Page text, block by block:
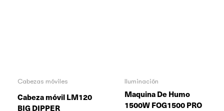
Cabezas móviles
Cabeza móvil LM120
BIG DIPPER
Iluminación
Maquina De Humo
1500W FOG1500 PRO